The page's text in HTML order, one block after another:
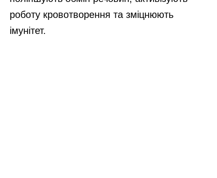
роботу кровотворення та зміцнюють
імунітет.